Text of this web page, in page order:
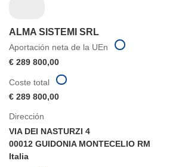
ALMA SISTEMI SRL
Aportación neta de la UEn
€ 289 800,00
Dirección
VIA DEI NASTURZI 4
00012 GUIDONIA MONTECELIO RM
Italia
Coste total
€ 289 800,00